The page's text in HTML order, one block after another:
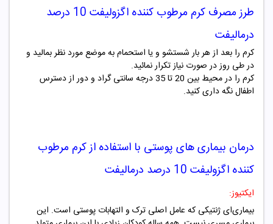
طرز مصرف
کرم مرطوب کننده اگزولیفت 10 درصد
درمالیفت
کرم را بعد از هر بار شستشو و یا استحمام به موضع مورد نظر بمالید و
در طی روز در صورت نیاز تکرار نمائید.
کرم را در محیط بین 20 تا 35 درجه سانتی گراد و دور از دسترس
اطفال نگه داری کنید.
درمان بیماری های پوستی با استفاده ازکرم مرطوب
کننده اگزولیفت 10 درصد درمالیفت
ایکتیوز:
بیماری‌ای ژنتیکی که عامل اصلی ترک و التهابات پوستی است. این